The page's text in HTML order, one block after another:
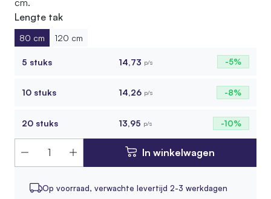
Lengte tak
80 cm 120 cm
5 stuks 14,73 p/s -5%
10 stuks 14,26 p/s -8%
20 stuks 13,95 p/s -10%
In winkelwagen
Op voorraad, verwachte levertijd 2-3 werkdagen